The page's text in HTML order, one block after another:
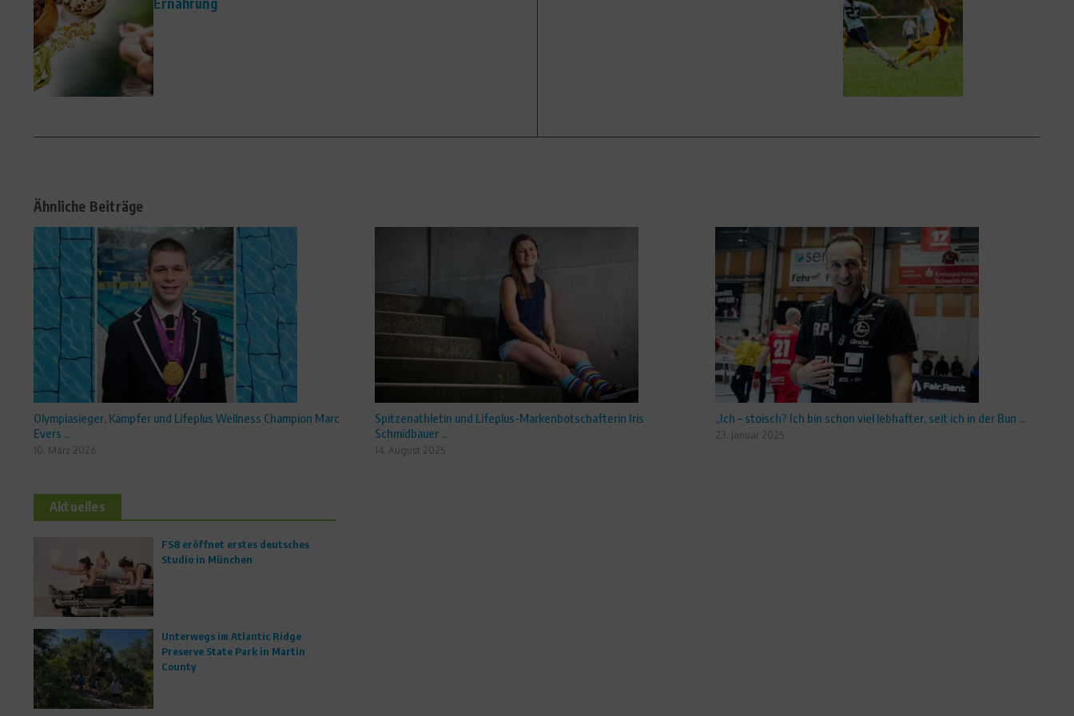
Ähnliche Beiträge
Olympiasieger, Kämpfer und Lifeplus Wellness Champion Marc
Evers ...
10. März 2026
Spitzenathletin und Lifeplus-Markenbotschafterin Iris
Schmidbauer ...
14. August 2025
„Ich – stoisch? Ich bin schon viel lebhafter, seit ich in der Bun ...
23. Januar 2025
Aktuelles
FS8 eröffnet erstes deutsches
Studio in München
Unterwegs im Atlantic Ridge
Preserve State Park in Martin
County